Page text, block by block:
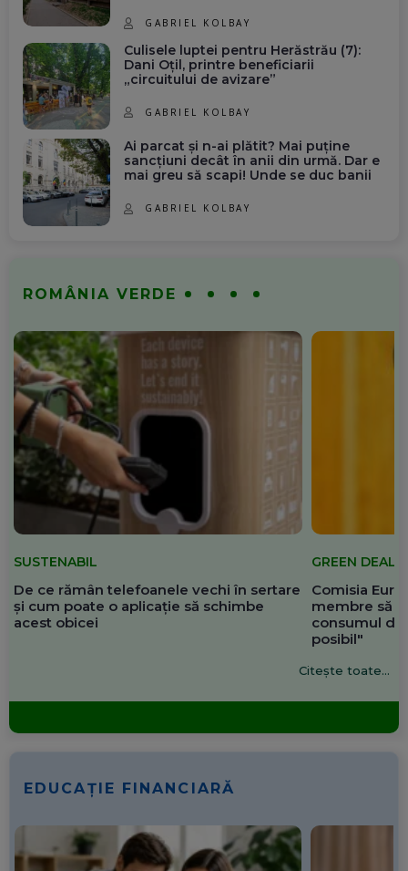
GABRIEL KOLBAY
Culisele luptei pentru Herăstrău (7):
Dani Oțil, printre beneficiarii
„circuitului de avizare”
GABRIEL KOLBAY
Ai parcat și n-ai plătit? Mai puține
sancțiuni decât în anii din urmă. Dar e
mai greu să scapi! Unde se duc banii
GABRIEL KOLBAY
ROMÂNIA VERDE
SUSTENABIL
De ce rămân telefoanele vechi în sertare
și cum poate o aplicație să schimbe
acest obicei
GREEN DEAL
Comisia
membre să
consumul de
posibil"
Citește toate...
EDUCAȚIE FINANCIARĂ